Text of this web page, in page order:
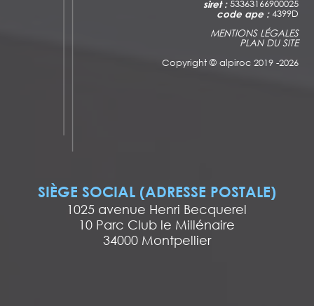
siret :53363166900025
code ape :4399D
MENTIONS LÉGALES
PLAN DU SITE
Copyright ©alpiroc 2019 -2026
SIÈGE SOCIAL (ADRESSE POSTALE)
1025 avenue Henri Becquerel
10 Parc Club le Millénaire
34000 Montpellier